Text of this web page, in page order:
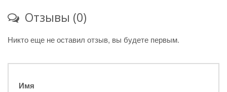
Отзывы (0)
Никто еще не оставил отзыв, вы будете первым.
Имя